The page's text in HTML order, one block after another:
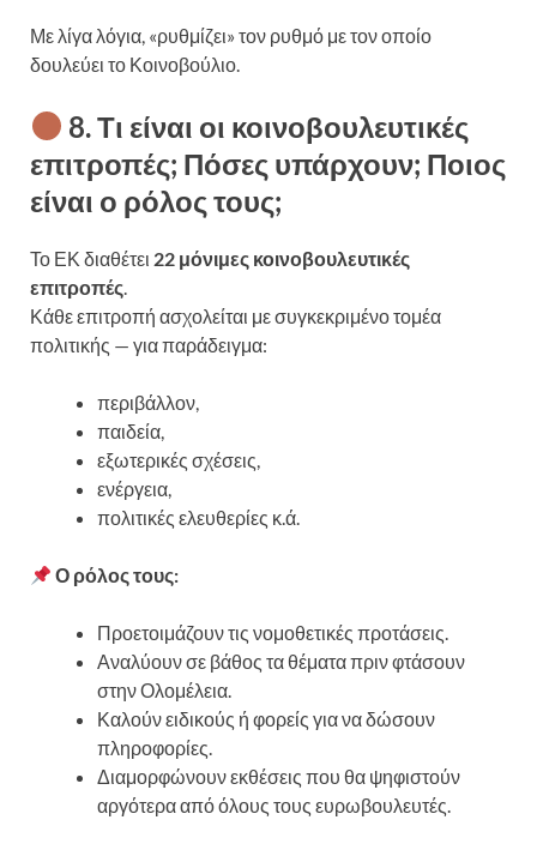
Με λίγα λόγια, «ρυθμίζει» τον ρυθμό με τον οποίο
δουλεύει το Κοινοβούλιο.
8. Τι είναι οι κοινοβουλευτικές
επιτροπές; Πόσες υπάρχουν; Ποιος
είναι ο ρόλος τους;
Το ΕΚ διαθέτει 22 μόνιμες κοινοβουλευτικές
επιτροπές.
Κάθε επιτροπή ασχολείται με συγκεκριμένο τομέα
πολιτικής — για παράδειγμα:
περιβάλλον,
παιδεία,
εξωτερικές σχέσεις,
ενέργεια,
πολιτικές ελευθερίες κ.ά.
Ο ρόλος τους:
Προετοιμάζουν τις νομοθετικές προτάσεις.
Αναλύουν σε βάθος τα θέματα πριν φτάσουν
στην Ολομέλεια.
Καλούν ειδικούς ή φορείς για να δώσουν
πληροφορίες.
Διαμορφώνουν εκθέσεις που θα ψηφιστούν
αργότερα από όλους τους ευρωβουλευτές.